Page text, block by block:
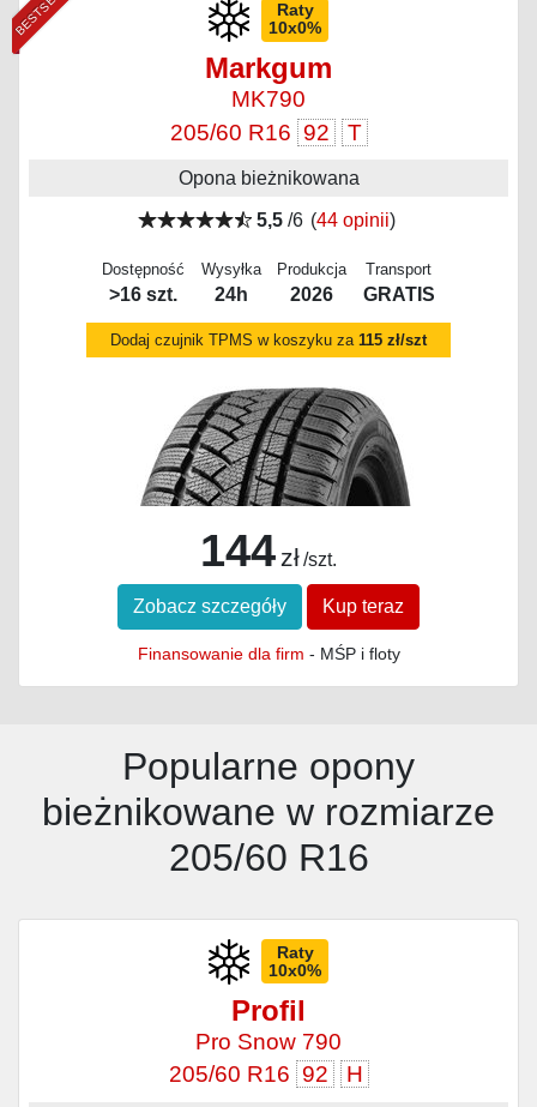
Raty
10x0%
Markgum
MK790
205/60 R16 92 T
Opona bieżnikowana
5,5/6 (44 opinii)
Dostępność
>16 szt.
Wysyłka
24h
Produkcja
2026
Transport
GRATIS
Dodaj czujnik TPMS w koszyku za 115 zł/szt
144 zł /szt.
Zobacz szczegóły Kup teraz
Finansowanie dla firm - MŚP i floty
Popularne opony
bieżnikowane w rozmiarze
205/60 R16
Raty
10x0%
Profil
Pro Snow 790
205/60 R16 92 H